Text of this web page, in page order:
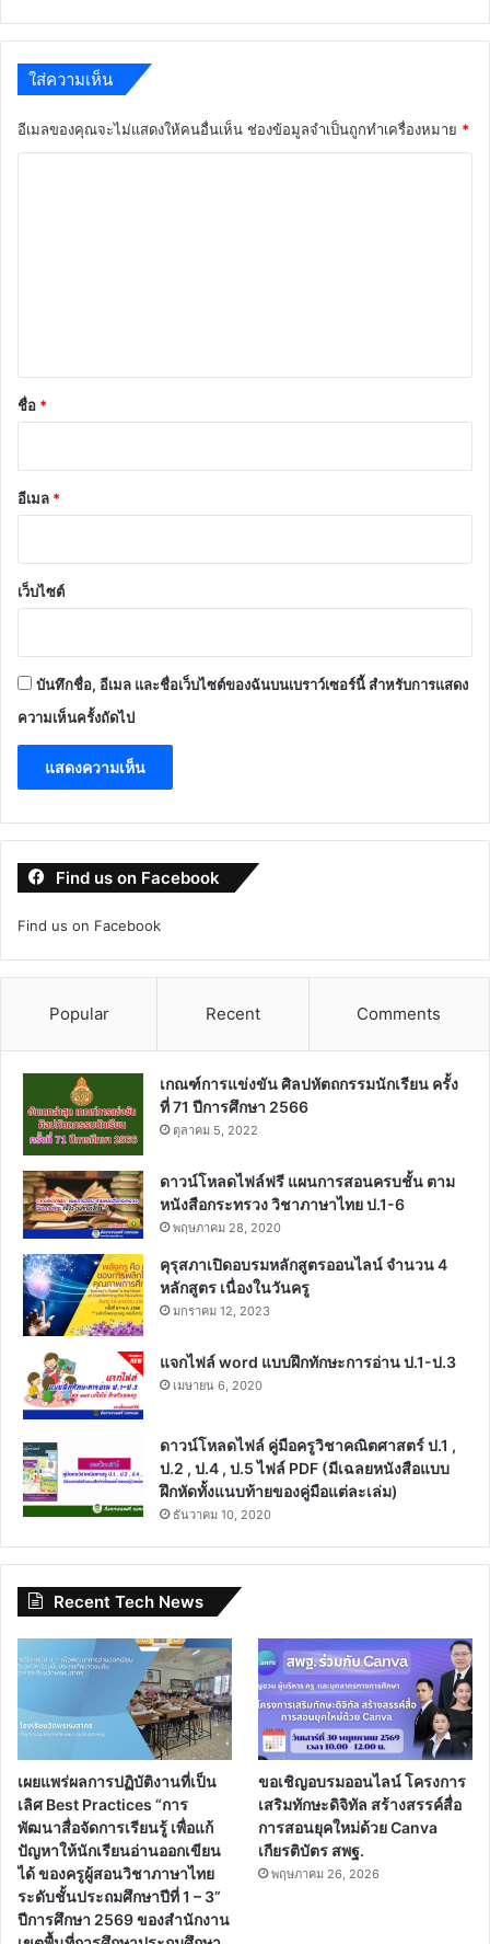
ใส่ความเห็น
อีเมลของคุณจะไม่แสดงให้คนอื่นเห็น ช่องข้อมูลจำเป็นถูกทำเครื่องหมาย *
*
ชื่อ *
อีเมล *
เว็บไซต์
บันทึกชื่อ, อีเมล และชื่อเว็บไซต์ของฉันบนเบราว์เซอร์นี้ สำหรับการแสดง
ความเห็นครั้งถัดไป
Find us on Facebook
Find us on Facebook
Popular Recent Comments
เกณฑ์การแข่งขัน ศิลปหัตถกรรมนักเรียน ครั้ง
ที่ 71 ปีการศึกษา 2566
ตุลาคม 5, 2022
ดาวน์โหลดไฟล์ฟรี แผนการสอนครบชั้น ตาม
หนังสือกระทรวง วิชาภาษาไทย ป.1-6
พฤษภาคม 28, 2020
คุรุสภาเปิดอบรมหลักสูตรออนไลน์ จำนวน 4
หลักสูตร เนื่องในวันครู
มกราคม 12, 2023
แจกไฟล์ word แบบฝึกทักษะการอ่าน ป.1-ป.3
เมษายน 6, 2020
ดาวน์โหลดไฟล์ คู่มือครูวิชาคณิตศาสตร์ ป.1 ,
ป.2 , ป.4 , ป.5 ไฟล์ PDF (มีเฉลยหนังสือแบบ
ฝึกหัดทั้งแนบท้ายของคู่มือแต่ละเล่ม)
ธันวาคม 10, 2020
Recent Tech News
เผยแพร่ผลการปฏิบัติงานที่เป็น
เลิศ Best Practices “การ
พัฒนาสื่อจัดการเรียนรู้ เพื่อแก้
ปัญหาให้นักเรียนอ่านออกเขียน
ได้ ของครูผู้สอนวิชาภาษาไทย
ระดับชั้นประถมศึกษาปีที่ 1 – 3”
ปีการศึกษา 2569 ของสำนักงาน
ขอเชิญอบรมออนไลน์ โครงการ
เสริมทักษะดิจิทัล สร้างสรรค์สื่อ
การสอนยุคใหม่ด้วย Canva
เกียรติบัตร สพฐ.
พฤษภาคม 26, 2026